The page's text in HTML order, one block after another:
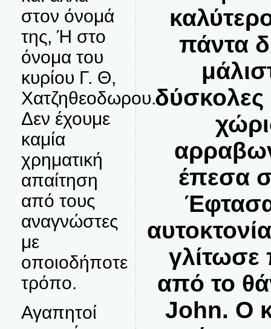
στον όνομά
της, Ή στο
όνομα του
κυρίου Γ. Θ,
Χατζηθεοδωρου.
Δεν έχουμε
καμία
χρηματική
απαίτηση
από τους
αναγνώστες
με
οποιοδήποτε
τρόπο.
Αγαπητοί
πάντα
δύσκολες
έπεσα
γλίτωσε
από το
John. Ο